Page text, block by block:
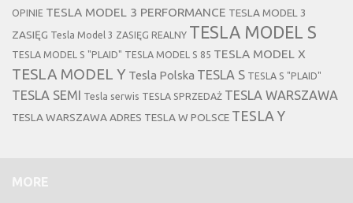
OPINIE TESLA MODEL 3 PERFORMANCE TESLA MODEL 3
ZASIĘG Tesla Model 3 ZASIĘG REALNY TESLA MODEL S
TESLA MODEL S "PLAID" TESLA MODEL S 85 TESLA MODEL X
TESLA MODEL Y Tesla Polska TESLA S TESLA S "PLAID"
TESLA SEMI Tesla serwis TESLA SPRZEDAŻ TESLA WARSZAWA
TESLA WARSZAWA ADRES TESLA W POLSCE TESLA Y
MORE